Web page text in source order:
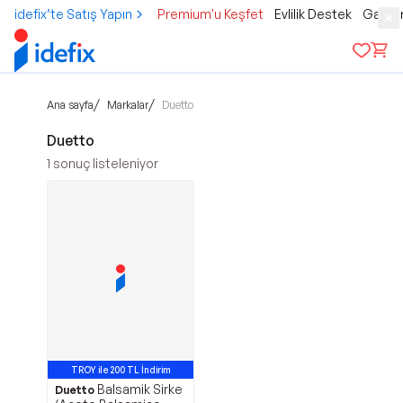
idefix’te Satış Yapın Premium'u Keşfet Evlilik Destek
Ana sayfa/ Markalar/ Duetto
Duetto
1 sonuç listeleniyor
TROY ile 200 TL İndirim
Duetto Balsamik Sirke